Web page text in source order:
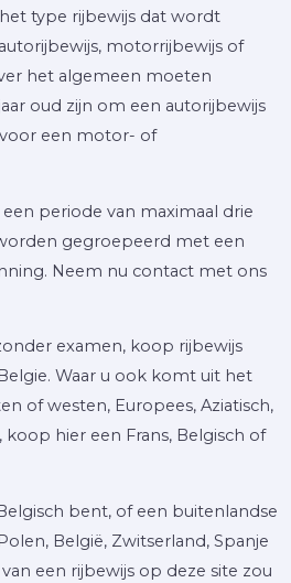
type rijbewijs dat wordt
motorrijbewijs of
het algemeen moeten
oud zijn om een autorijbewijs
voor een motor- of
periode van maximaal drie
gegroepeerd met een
Neem nu contact met ons
examen, koop rijbewijs
Waar u ook komt uit het
of westen, Europees, Aziatisch,
koop hier een Frans, Belgisch of
bent, of een buitenlandse
België, Zwitserland, Spanje
een rijbewijs op deze site zou